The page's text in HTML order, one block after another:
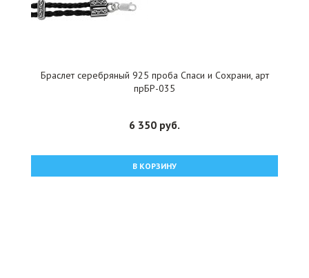
Браслет серебряный 925 проба Спаси и Сохрани, арт
прБР-035
6 350 руб.
В КОРЗИНУ